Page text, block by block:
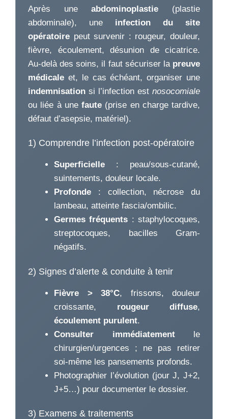
Après uneabdominoplastie (plastie
abdominale), une infection du site
opératoire peut survenir : rougeur, douleur,
fièvre, écoulement, désunion de cicatrice.
Au-delà des soins, il faut sécuriser la preuve
médicale et, le cas échéant, organiser une
indemnisation si l’infection est nosocomiale
ou liée à une faute (prise en charge tardive,
défaut d’asepsie, matériel).
1) Comprendre l’infection post-opératoire
Superficielle : peau/sous-cutané,
suintements, douleur locale.
Profonde : collection, nécrose du
lambeau, atteinte fascia/ombilic.
Germes fréquents : staphylocoques,
streptocoques, bacilles Gram-
négatifs.
2) Signes d’alerte & conduite à tenir
Fièvre > 38°C, frissons, douleur
croissante, rougeur diffuse,
écoulement purulent.
Consulter immédiatementle
chirurgien/urgences ; ne pas retirer
soi-même les pansements profonds.
Photographier l’évolution (jour J, J+2,
J+5…) pour documenter le dossier.
3) Examens & traitements